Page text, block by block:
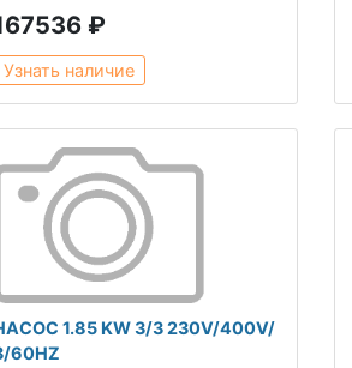
₽
Узнать наличие
1.85 KW 3/3 230V/400V/
60HZ